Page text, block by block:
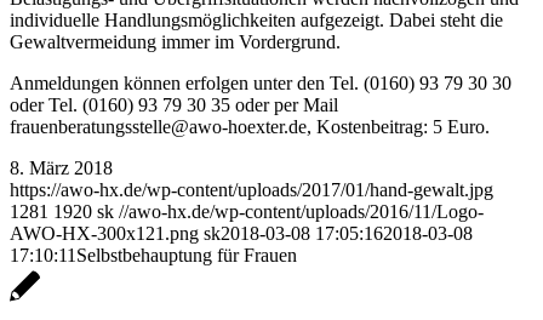
individuelle Handlungsmöglichkeiten aufgezeigt. Dabei steht die
Gewaltvermeidung immer im Vordergrund.
Anmeldungen können erfolgen unter den Tel. (0160) 93 79 30 30
oder Tel. (0160) 93 79 30 35 oder per Mail
frauenberatungsstelle@awo-hoexter.de, Kostenbeitrag: 5 Euro.
8. März 2018
https://awo-hx.de/wp-content/uploads/2017/01/hand-gewalt.jpg
1281 1920 sk //awo-hx.de/wp-content/uploads/2016/11/Logo-
AWO-HX-300x121.png sk2018-03-08 17:05:162018-03-08
17:10:11 Selbstbehauptung für Frauen